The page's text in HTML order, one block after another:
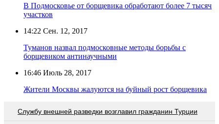
В Подмосковье от борщевика обработают более 7 тысяч
участков
14:22 Сен. 12, 2017
Туманов назвал подмосковные методы борьбы с
борщевиком антинаучными
16:46 Июль 28, 2017
Жители Москвы жалуются на буйный рост борщевика
Службу внешней разведки возглавил гражданин Турции